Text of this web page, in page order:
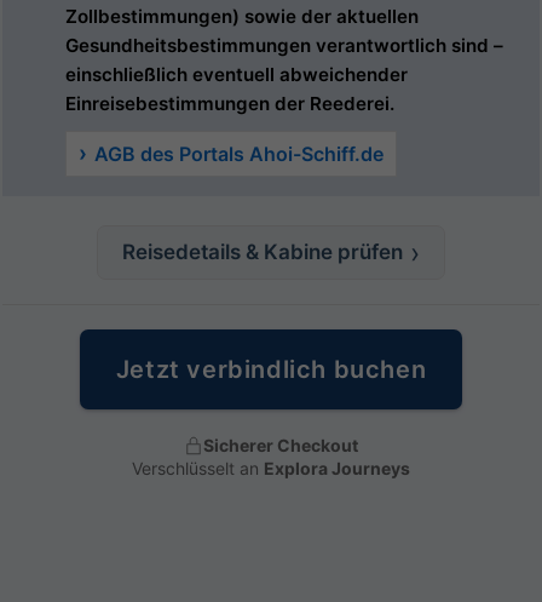
Zollbestimmungen) sowie der aktuellen
Gesundheitsbestimmungen verantwortlich sind –
einschließlich eventuell abweichender
Einreisebestimmungen der Reederei.
AGB des Portals Ahoi-Schiff.de
Reisedetails & Kabine prüfen
Jetzt verbindlich buchen
Sicherer Checkout
Verschlüsselt an Explora Journeys